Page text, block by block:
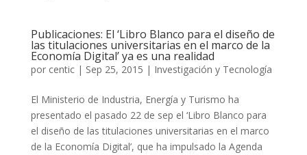
Publicaciones: El ‘Libro Blanco para el diseño de
las titulaciones universitarias en el marco de la
Economía Digital’ ya es una realidad
por centic| Sep 25, 2015 | Investigación y Tecnología
El Ministerio de Industria, Energía y Turismo ha
presentado el pasado 22 de sep el ‘Libro Blanco para
el diseño de las titulaciones universitarias en el marco
de la Economía Digital’, que ha impulsado la Agenda